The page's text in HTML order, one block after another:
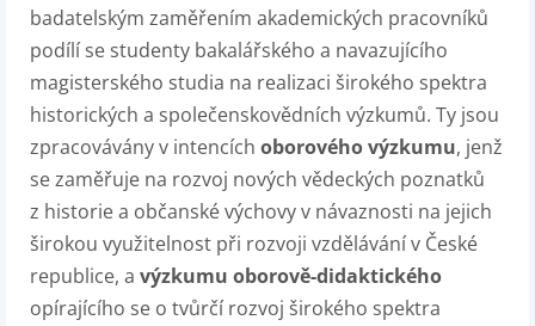
badatelským zaměřením akademických pracovníků
podílí se studenty bakalářského a navazujícího
magisterského studia na realizaci širokého spektra
historických a společenskovědních výzkumů. Ty jsou
zpracovávány v intencích oborového výzkumu, jenž
se zaměřuje na rozvoj nových vědeckých poznatků
z historie a občanské výchovy v návaznosti na jejich
širokou využitelnost při rozvoji vzdělávání v České
republice, a výzkumu oborově-didaktického
opírajícího se o tvůrčí rozvoj širokého spektra